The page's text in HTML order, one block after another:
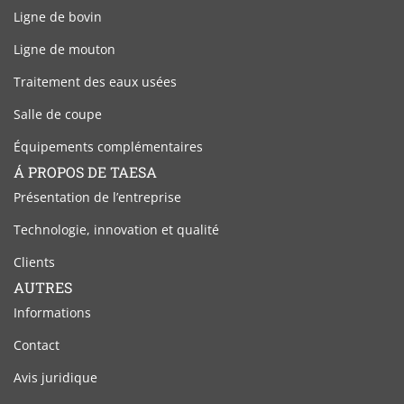
Ligne de bovin
Ligne de mouton
Traitement des eaux usées
Salle de coupe
Équipements complémentaires
Á PROPOS DE TAESA
Présentation de l’entreprise
Technologie, innovation et qualité
Clients
AUTRES
Informations
Contact
Avis juridique